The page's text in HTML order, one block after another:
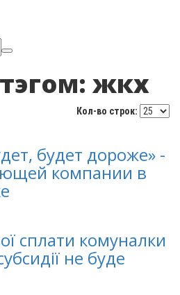
жкх
Кол-во строк:
будет дороже» -
компании в
сплати комуналки
не буде